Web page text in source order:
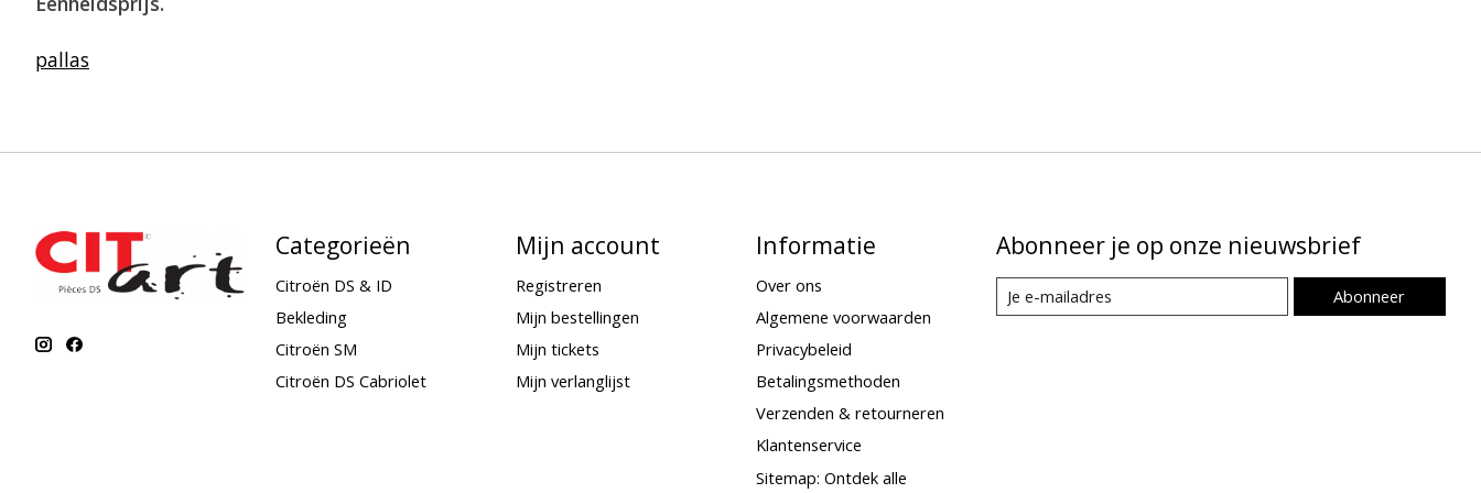
pallas
Categorieën
Citroën DS & ID
Bekleding
Citroën SM
Citroën DS Cabriolet
Mijn account
Registreren
Mijn bestellingen
Mijn tickets
Mijn verlanglijst
Informatie
Over ons
Algemene voorwaarden
Privacybeleid
Betalingsmethoden
Verzenden & retourneren
Klantenservice
Sitemap: Ontdek alle
Abonneer je op onze nieuwsbrief
Abonneer